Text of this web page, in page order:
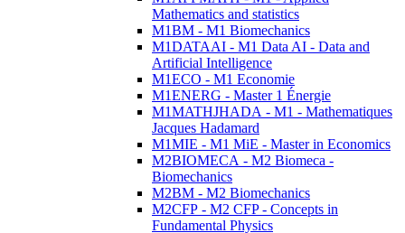
Mathematics and statistics
M1BM - M1 Biomechanics
M1DATAAI - M1 Data AI - Data and
Artificial Intelligence
M1ECO - M1 Economie
M1ENERG - Master 1 Énergie
M1MATHJHADA - M1 - Mathematiques
Jacques Hadamard
M1MIE - M1 MiE - Master in Economics
M2BIOMECA - M2 Biomeca -
Biomechanics
M2BM - M2 Biomechanics
M2CFP - M2 CFP - Concepts in
Fundamental Physics